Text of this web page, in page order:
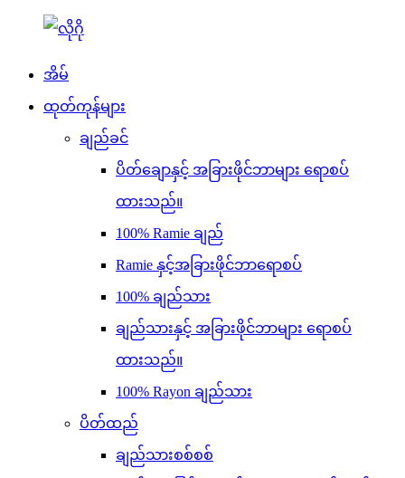
အိမ်
ထုတ်ကုန်များ
ချည်ခင်
ပိတ်ချောနှင့် အခြားဖိုင်ဘာများ ရောစပ်
ထားသည်။
100% Ramie ချည်
Ramie နှင့်အခြားဖိုင်ဘာရောစပ်
100% ချည်သား
ချည်သားနှင့် အခြားဖိုင်ဘာများ ရောစပ်
ထားသည်။
100% Rayon ချည်သား
ပိတ်ထည်
ချည်သားစစ်စစ်